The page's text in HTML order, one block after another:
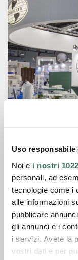
Uso responsabile
Noi e i nostri
personali, ad
tecnologie come i
alle informazioni
pubblicare
gli annunci e i
i servizi. Avete la
vostri dati e per
28/09/2022
EXPOdetergo
líder en Europa
tecnologías,
planchado y